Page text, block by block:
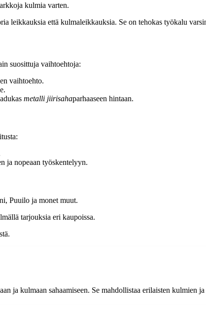
kulmia varten.
leikkauksia että kulmaleikkauksia. Se on tehokas työkalu
suosittuja vaihtoehtoja:
vaihtoehto.
metalli jiirisahaparhaaseen hintaan.
ja nopeaan työskentelyyn.
Puuilo ja monet muut.
tarjouksia eri kaupoissa.
ja kulmaan sahaamiseen. Se mahdollistaa erilaisten kulmien